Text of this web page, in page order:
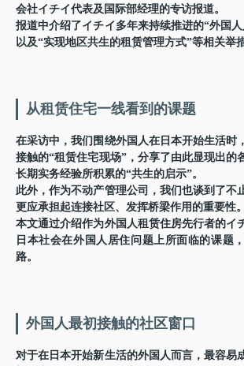
会社イチイ代表及国际部经理的专访报道。
报道中介绍了イチイ多年来持续推进的“外国人
以及“实现地区共生的租赁管理方式”等相关举措
从租赁住宅一线看到的课题
在采访中，我们围绕外国人在日本开始生活时
接触的“租赁住宅现场”，分享了由此显现出的
长期实务经验所积累的“共生的启示”。
此外，作为不动产管理公司，我们也谈到了不
更应承担起连接社区、发挥桥梁作用的重要性。
本文通过介绍作为外国人租赁住房先行者的イ
日本社会在外国人居住问题上所面临的课题
路。
外国人最初接触的社区窗口
对于在日本开始新生活的外国人而言，最容易